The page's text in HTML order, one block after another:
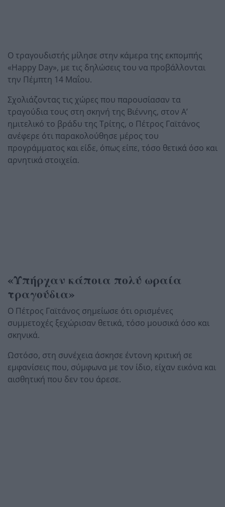
Ο τραγουδιστής μίλησε στην κάμερα της εκπομπής
«Happy Day», με τις δηλώσεις του να προβάλλονται
την Πέμπτη 14 Μαΐου.
Σχολιάζοντας τις χώρες που παρουσίασαν τα
τραγούδια τους στη σκηνή της Βιέννης, στον Α’
ημιτελικό το βράδυ της Τρίτης, ο Πέτρος Γαϊτάνος
ανέφερε ότι παρακολούθησε μέρος του
προγράμματος και είδε, όπως είπε, τόσο θετικά όσο και
αρνητικά στοιχεία.
«Υπήρχαν κάποια πολύ ωραία
τραγούδια»
Ο Πέτρος Γαϊτάνος σημείωσε ότι ορισμένες
συμμετοχές ξεχώρισαν θετικά, τόσο μουσικά όσο και
σκηνικά.
Ωστόσο, στη συνέχεια άσκησε έντονη κριτική σε
εμφανίσεις που, σύμφωνα με τον ίδιο, είχαν εικόνα και
αισθητική που δεν του άρεσε.